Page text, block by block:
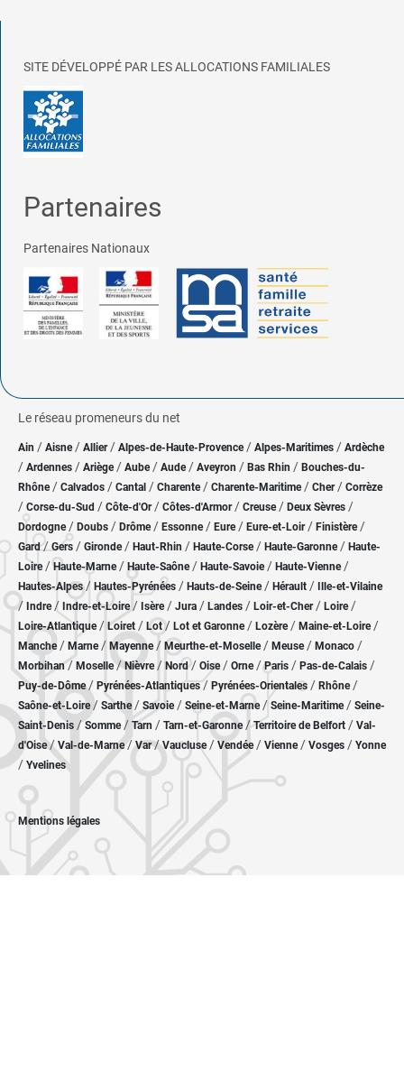
SITE DÉVELOPPÉ PAR LES ALLOCATIONS FAMILIALES
Partenaires
Partenaires Nationaux
Le réseau promeneurs du net
Ain / Aisne/ Allier/ Alpes-de-Haute-Provence / Alpes-Maritimes / Ardèche
/ Ardennes / Ariège/ Aube/ Aude / Aveyron / Bas Rhin / Bouches-du-
Rhône/ Calvados / Cantal / Charente / Charente-Maritime/ Cher / Corrèze
/ Corse-du-Sud / Côte-d'Or / Côtes-d'Armor/ Creuse/ Deux Sèvres /
Dordogne/ Doubs / Drôme/ Essonne / Eure/ Eure-et-Loir / Finistère/
Gard/Gers / Gironde/ Haut-Rhin / Haute-Corse/ Haute-Garonne/ Haute-
Loire/Haute-Marne/ Haute-Saône/ Haute-Savoie/ Haute-Vienne/
Hautes-Alpes/ Hautes-Pyrénées / Hauts-de-Seine/ Hérault / Ille-et-Vilaine
/ Indre/ Indre-et-Loire/ Isère/ Jura / Landes / Loir-et-Cher/ Loire/
Loire-Atlantique/ Loiret / Lot/ Lot et Garonne/ Lozère / Maine-et-Loire/
Manche/ Marne/ Mayenne/ Meurthe-et-Moselle/ Meuse/ Monaco /
Morbihan/ Moselle/ Nièvre / Nord/ Oise / Orne/Paris / Pas-de-Calais /
Puy-de-Dôme/ Pyrénées-Atlantiques / Pyrénées-Orientales / Rhône/
Saône-et-Loire/ Sarthe/ Savoie/ Seine-et-Marne/ Seine-Maritime/ Seine-
Saint-Denis /Somme/ Tarn / Tarn-et-Garonne/Territoire de Belfort / Val-
d'Oise/ Val-de-Marne/Var/Vaucluse/ Vendée/ Vienne/ Vosges / Yonne
/ Yvelines
Mentions légales